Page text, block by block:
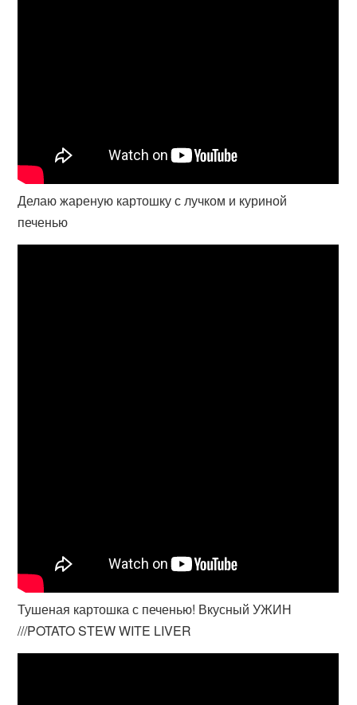
Делаю жареную картошку с лучком и куриной
печенью
Тушеная картошка с печенью! Вкусный УЖИН
///POTATO STEW WITE LIVER